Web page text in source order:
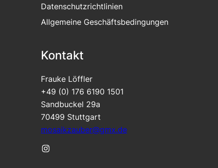
Datenschutzrichtlinien
Allgemeine Geschäftsbedingungen
Kontakt
Frauke Löffler
+49 (0) 176 6190 1501
Sandbuckel 29a
70499 Stuttgart
mosaikzauber@gmx.de
Instagram